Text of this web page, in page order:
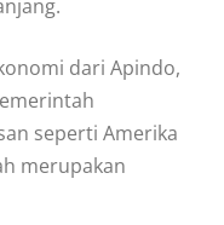
dari Apindo,
seperti Amerika
merupakan